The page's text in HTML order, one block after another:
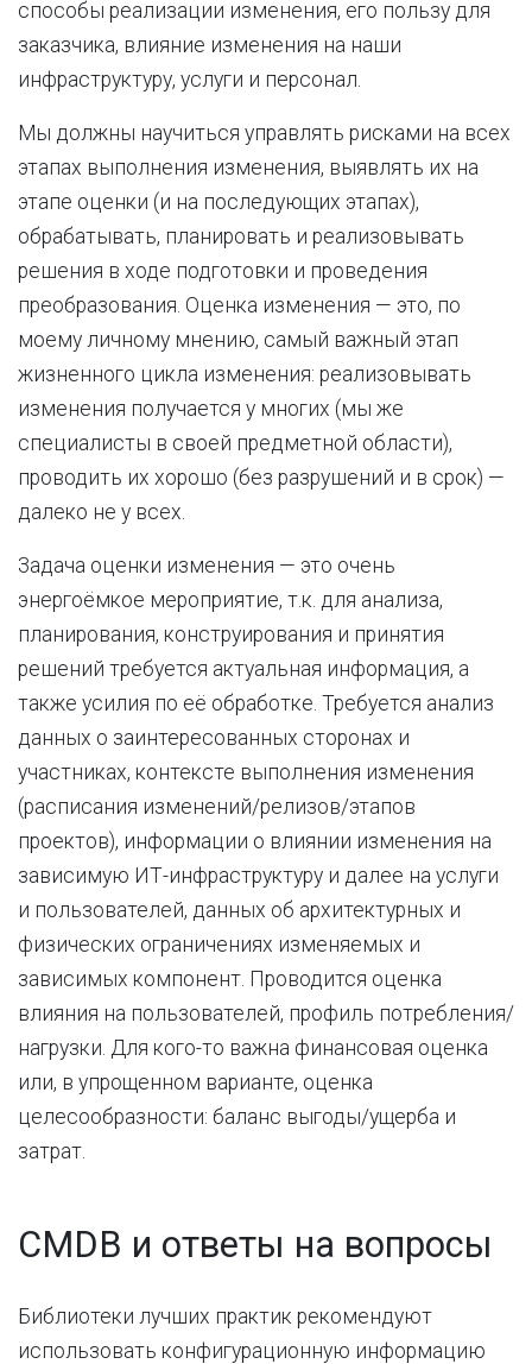
способы реализации изменения, его пользу для
заказчика, влияние изменения на наши
инфраструктуру, услуги и персонал.
Мы должны научиться управлять рисками на всех
этапах выполнения изменения, выявлять их на
этапе оценки (и на последующих этапах),
обрабатывать, планировать и реализовывать
решения в ходе подготовки и проведения
преобразования. Оценка изменения — это, по
моему личному мнению, самый важный этап
жизненного цикла изменения: реализовывать
изменения получается у многих (мы же
специалисты в своей предметной области),
проводить их хорошо (без разрушений и в срок) —
далеко не у всех.
Задача оценки изменения — это очень
энергоёмкое мероприятие, т.к. для анализа,
планирования, конструирования и принятия
решений требуется актуальная информация, а
также усилия по её обработке. Требуется анализ
данных о заинтересованных сторонах и
участниках, контексте выполнения изменения
(расписания изменений/релизов/этапов
проектов), информации о влиянии изменения на
зависимую ИТ-инфраструктуру и далее на услуги
и пользователей, данных об архитектурных и
физических ограничениях изменяемых и
зависимых компонент. Проводится оценка
влияния на пользователей, профиль потребления/
нагрузки. Для кого-то важна финансовая оценка
или, в упрощенном варианте, оценка
целесообразности: баланс выгоды/ущерба и
затрат.
CMDB и ответы на вопросы
Библиотеки лучших практик рекомендуют
использовать конфигурационную информацию